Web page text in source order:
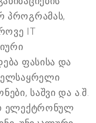
პროგრამას,
IT
ფასისა და
საშვი და ა.შ.
ელექტრონულ